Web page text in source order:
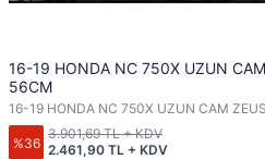
16-19 HONDA NC 750X UZUN
56CM
16-19 HONDA NC 750X UZUN CAM
%36 2.461,90 TL + KDV
3.901,69 TL + KDV